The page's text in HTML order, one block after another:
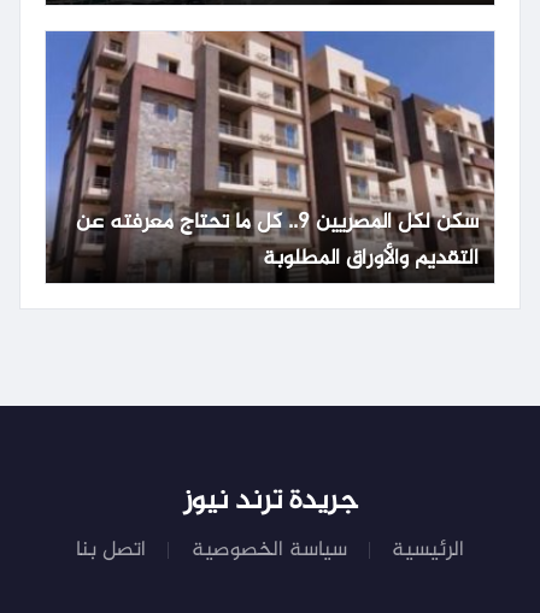
سكن لكل المصريين 9.. كل ما تحتاج معرفته عن
التقديم والأوراق المطلوبة
جريدة ترند نيوز
الرئيسية سياسة الخصوصية اتصل بنا